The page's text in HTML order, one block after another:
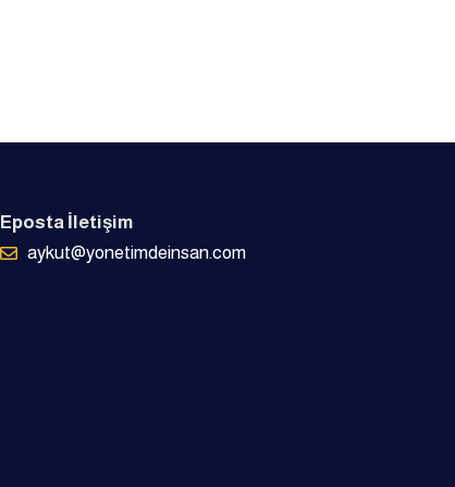
Eposta İletişim
aykut@yonetimdeinsan.com